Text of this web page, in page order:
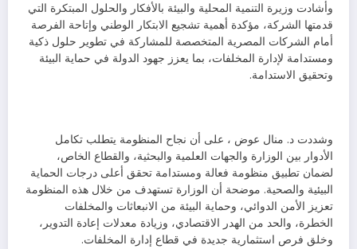
وأشادت وزيرة التنمية المحلية والبيئة بالأفكار والحلول المبتكرة التي
قدمتها الشركة، مؤكدة أهمية تشجيع الابتكار الوطني وإتاحة الفرصة
أمام الشركات المصرية المتخصصة للمشاركة في تطوير حلول ذكية
ومستدامة لإدارة المخلفات، بما يعزز جهود الدولة في حماية البيئة
وتحقيق الاستدامة.
وشددت د. منال عوض ، على أن نجاح المنظومة يتطلب تكامل
الأدوار بين الوزارة والجهات العلمية والبحثية، والقطاع الخاص،
لضمان تطبيق منظومة فعالة ومستدامة تحقق أعلى درجات الحماية
البيئية والصحية. موضحة أن الوزارة تستهدف من خلال هذه المنظومة
تعزيز الأمن الدوائي، وحماية البيئة من الانبعاثات والمخلفات
الخطرة، والحد من الهدر الاقتصادي، وزيادة معدلات إعادة التدوير،
وخلق فرص استثمارية جديدة في قطاع إدارة المخلفات.